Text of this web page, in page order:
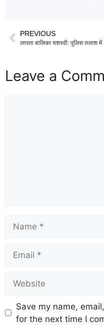
PREVIOUS
Leave a
Save my name,
for the next time I